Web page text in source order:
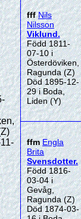
fffNils
Nilsson
Viklund.
Född 1811-
07-10 i
Österdöviken,
Ragunda (Z)
Död 1895-12-
29 i Boda,
Liden (Y)
ffmEngla
Brita
Svensdotter.
Född 1816-
03-04 i
Gevåg,
Ragunda (Z)
Död 1874-03-